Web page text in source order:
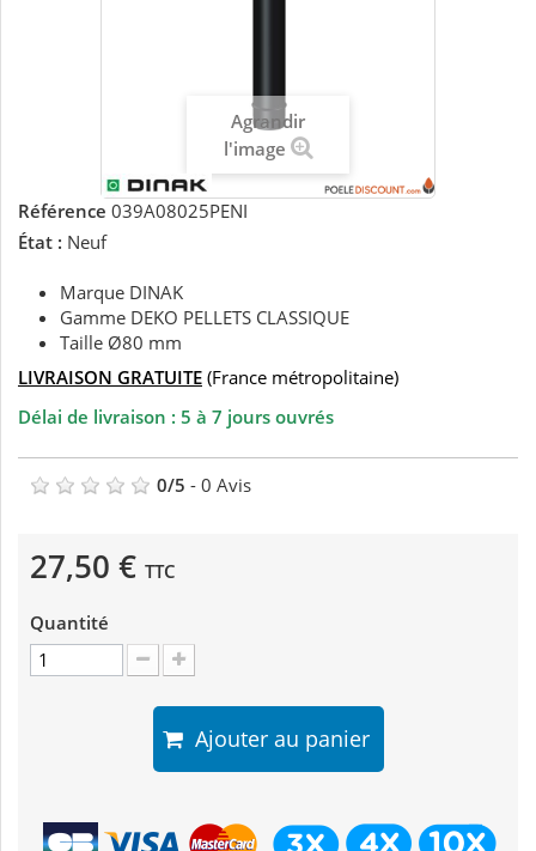
Agrandir
l'image
Référence 039A08025PENI
État : Neuf
Marque DINAK
Gamme DEKO PELLETS CLASSIQUE
Taille Ø80 mm
LIVRAISON GRATUITE (France métropolitaine)
Délai de livraison : 5 à 7 jours ouvrés
0/5 - 0 Avis
27,50 € TTC
Quantité
Ajouter au panier